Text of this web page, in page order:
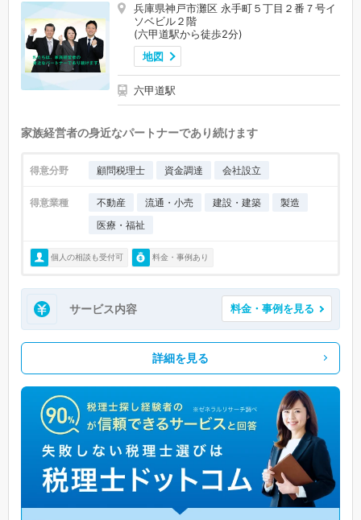
兵庫県神戸市灘区 永手町５丁目２番７号イ
ソベビル２階
(六甲道駅から徒歩2分)
地図
六甲道駅
家族経営者の身近なパートナーであり続けます
得意分野 顧問税理士 資金調達 会社設立
得意業種 不動産 流通・小売 建設・建築
製造
医療・福祉
個人の相談も受付可 料金・事例あり
サービス内容 料金・事例を見る
詳細を見る